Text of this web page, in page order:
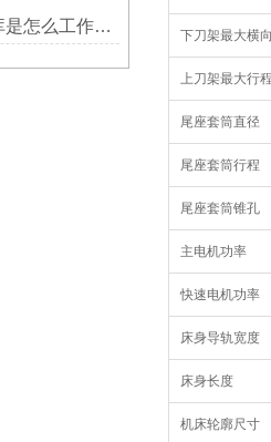
加工中心圆盘式刀库是怎么工作的？ 下刀架最大横
上刀架最大行
尾座套筒直径
尾座套筒行程
尾座套筒锥孔
主电机功率
快速电机功率
床身导轨宽度
床身长度
机床轮廓尺寸